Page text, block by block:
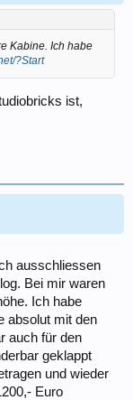
Kabine. Ich habe
?Start
ist,
ausschliessen
Bei mir waren
Ich habe
absolut mit den
auch für den
geklappt
und wieder
Euro